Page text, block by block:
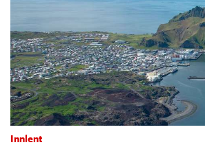
Innlent